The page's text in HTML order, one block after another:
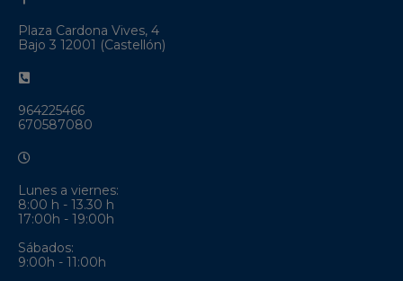
Plaza Cardona Vives, 4
Bajo 3 12001 (Castellón)
964225466
670587080
Lunes a viernes:
8:00 h - 13.30 h
17:00h - 19:00h
Sábados:
9:00h - 11:00h